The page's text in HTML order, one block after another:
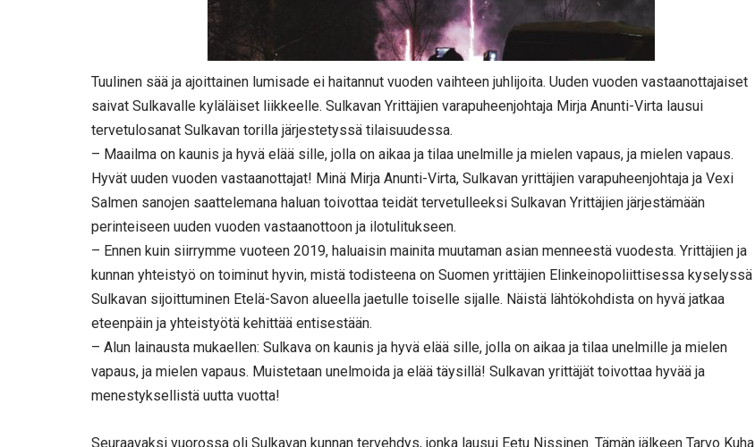
Tuulinen sää ja ajoittainen lumisade ei haitannut vuoden vaihteen juhlijoita. Uuden vuoden vastaanottajaiset
saivat Sulkavalle kyläläiset liikkeelle. Sulkavan Yrittäjien varapuheenjohtaja Mirja Anunti-Virta lausui
tervetulosanat Sulkavan torilla järjestetyssä tilaisuudessa.
– Maailma on kaunis ja hyvä elää sille, jolla on aikaa ja tilaa unelmille ja mielen vapaus, ja mielen vapaus.
Hyvät uuden vuoden vastaanottajat! Minä Mirja Anunti-Virta, Sulkavan yrittäjien varapuheenjohtaja ja Vexi
Salmen sanojen saattelemana haluan toivottaa teidät tervetulleeksi Sulkavan Yrittäjien järjestämään
perinteiseen uuden vuoden vastaanottoon ja ilotulitukseen.
– Ennen kuin siirrymme vuoteen 2019, haluaisin mainita muutaman asian menneestä vuodesta. Yrittäjien ja
kunnan yhteistyö on toiminut hyvin, mistä todisteena on Suomen yrittäjien Elinkeinopoliittisessa kyselyssä
Sulkavan sijoittuminen Etelä-Savon alueella jaetulle toiselle sijalle. Näistä lähtökohdista on hyvä jatkaa
eteenpäin ja yhteistyötä kehittää entisestään.
– Alun lainausta mukaellen: Sulkava on kaunis ja hyvä elää sille, jolla on aikaa ja tilaa unelmille ja mielen
vapaus, ja mielen vapaus. Muistetaan unelmoida ja elää täysillä! Sulkavan yrittäjät toivottaa hyvää ja
menestyksellistä uutta vuotta!
Seuraavaksi vuorossa oli Sulkavan kunnan tervehdys, jonka lausui Eetu Nissinen. Tämän jälkeen Tarvo Kuha